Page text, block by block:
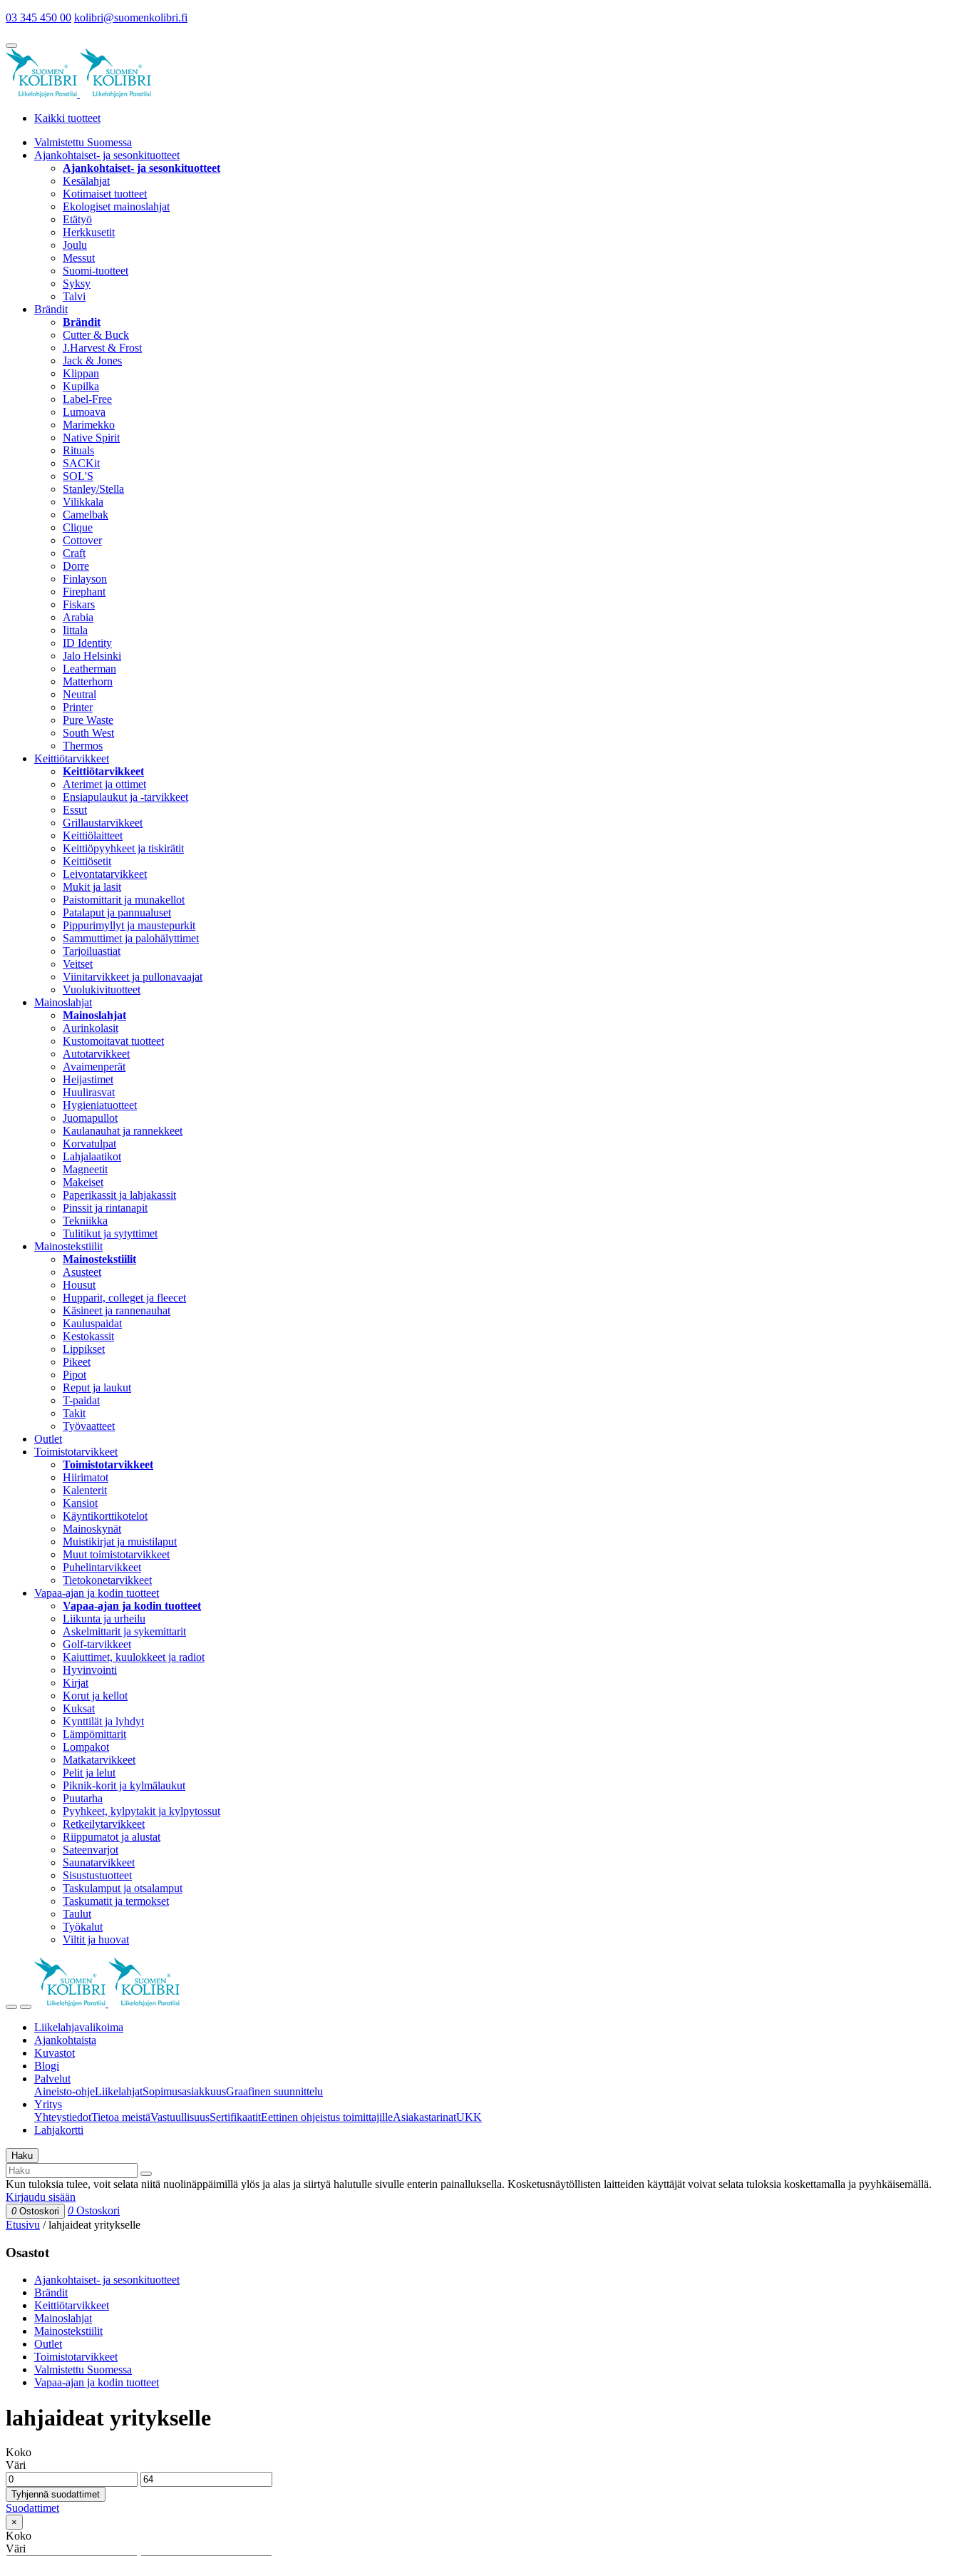
03 345 450 00 kolibri@suomenkolibri.fi
Kaikki tuotteet
Valmistettu Suomessa
Ajankohtaiset- ja sesonkituotteet
Ajankohtaiset- ja sesonkituotteet
Kesälahjat
Kotimaiset tuotteet
Ekologiset mainoslahjat
Etätyö
Herkkusetit
Joulu
Messut
Suomi-tuotteet
Syksy
Talvi
Brändit
Brändit
Cutter & Buck
J.Harvest & Frost
Jack & Jones
Klippan
Kupilka
Label-Free
Lumoava
Marimekko
Native Spirit
Rituals
SACKit
SOL'S
Stanley/Stella
Vilikkala
Camelbak
Clique
Cottover
Craft
Dorre
Finlayson
Firephant
Fiskars
Arabia
Iittala
ID Identity
Jalo Helsinki
Leatherman
Matterhorn
Neutral
Printer
Pure Waste
South West
Thermos
Keittiötarvikkeet
Keittiötarvikkeet
Aterimet ja ottimet
Ensiapulaukut ja -tarvikkeet
Essut
Grillaustarvikkeet
Keittiölaitteet
Keittiöpyyhkeet ja tiskirätit
Keittiösetit
Leivontatarvikkeet
Mukit ja lasit
Paistomittarit ja munakellot
Patalaput ja pannualuset
Pippurimyllyt ja maustepurkit
Sammuttimet ja palohälyttimet
Tarjoiluastiat
Veitset
Viinitarvikkeet ja pullonavaajat
Vuolukivituotteet
Mainoslahjat
Mainoslahjat
Aurinkolasit
Kustomoitavat tuotteet
Autotarvikkeet
Avaimenperät
Heijastimet
Huulirasvat
Hygieniatuotteet
Juomapullot
Kaulanauhat ja rannekkeet
Korvatulpat
Lahjalaatikot
Magneetit
Makeiset
Paperikassit ja lahjakassit
Pinssit ja rintanapit
Tekniikka
Tulitikut ja sytyttimet
Mainostekstiilit
Mainostekstiilit
Asusteet
Housut
Hupparit, colleget ja fleecet
Käsineet ja rannenauhat
Kauluspaidat
Kestokassit
Lippikset
Pikeet
Pipot
Reput ja laukut
T-paidat
Takit
Työvaatteet
Outlet
Toimistotarvikkeet
Toimistotarvikkeet
Hiirimatot
Kalenterit
Kansiot
Käyntikorttikotelot
Mainoskynät
Muistikirjat ja muistilaput
Muut toimistotarvikkeet
Puhelintarvikkeet
Tietokonetarvikkeet
Vapaa-ajan ja kodin tuotteet
Vapaa-ajan ja kodin tuotteet
Liikunta ja urheilu
Askelmittarit ja sykemittarit
Golf-tarvikkeet
Kaiuttimet, kuulokkeet ja radiot
Hyvinvointi
Kirjat
Korut ja kellot
Kuksat
Kynttilät ja lyhdyt
Lämpömittarit
Lompakot
Matkatarvikkeet
Pelit ja lelut
Piknik-korit ja kylmälaukut
Puutarha
Pyyhkeet, kylpytakit ja kylpytossut
Retkeilytarvikkeet
Riippumatot ja alustat
Sateenvarjot
Saunatarvikkeet
Sisustustuotteet
Taskulamput ja otsalamput
Taskumatit ja termokset
Taulut
Työkalut
Viltit ja huovat
Liikelahjavalikoima
Ajankohtaista
Kuvastot
Blogi
Palvelut
Aineisto-ohjeLiikelahjatSopimusasiakkuusGraafinen suunnittelu
Yritys
YhteystiedotTietoa meistäVastuullisuusSertifikaatitEettinen ohjeistus toimittajilleAsiakastarinatUKK
Lahjakortti
Haku
Kun tuloksia tulee, voit selata niitä nuolinäppäimillä ylös ja alas ja siirtyä halutulle sivulle enterin painalluksella. Kosketusnäytöllisten laitteiden käyttäjät voivat selata tuloksia koskettamalla ja pyyhkäisemällä.
Kirjaudu sisään
0 Ostoskori 0 Ostoskori
Etusivu /lahjaideat yritykselle
Osastot
Ajankohtaiset- ja sesonkituotteet
Brändit
Keittiötarvikkeet
Mainoslahjat
Mainostekstiilit
Outlet
Toimistotarvikkeet
Valmistettu Suomessa
Vapaa-ajan ja kodin tuotteet
lahjaideat yritykselle
Koko
Väri
Tyhjennä suodattimet
Suodattimet
×
Koko
Väri